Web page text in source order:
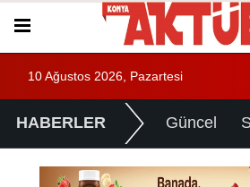
10 Ağustos 2026, Pazartesi
HABERLER Güncel